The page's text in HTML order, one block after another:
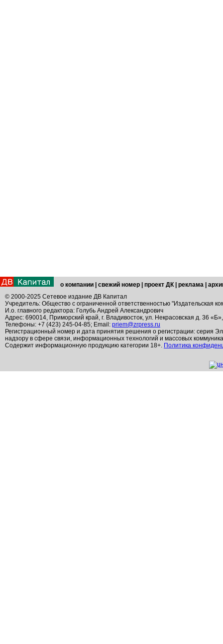
о компании свежий номер проект ДК реклама
© 2000-2025 Сетевое издание ДВ Капитал
Учредитель: Общество с ограниченной ответственностью "Издательская
И.о. главного редактора: Голубь Андрей Александрович
Адрес: 690014, Приморский край, г. Владивосток, ул. Некрасовская д. 36
Телефоны: +7 (423) 245-04-85; Email: priem@zrpress.ru
Регистрационный номер и дата принятия решения о регистрации: серия
надзору в сфере связи, информационных технологий и массовых
Содержит информационную продукцию категории 18+. Политика